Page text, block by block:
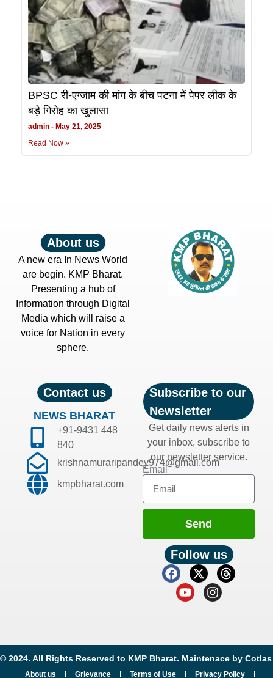
BPSC री-एग्जाम की मांग के बीच पटना में पेपर लीक के
बड़े गिरोह का खुलासा
admin
May 21, 2025
Read Now »
About us
A new era In News World
are begin. KMP Bharat.
Presenting a hub of
Information through Digital
Media which will raise a
voice for Nation in every
sphere.
Contact us
NEWS BHARAT
+91-9431 448
840
krishnamuraripandey974@gmail.com
kmpbharat.com
Subscribe to our
Newsletter
Get daily news alerts in
your inbox, subscribe to
our newsletter service.
Email
Send
Follow us
© 2024. All Rights Reserved to KMP Bharat. Maintenace by Cotlas
About us Grievance Terms of Use Privacy Policy